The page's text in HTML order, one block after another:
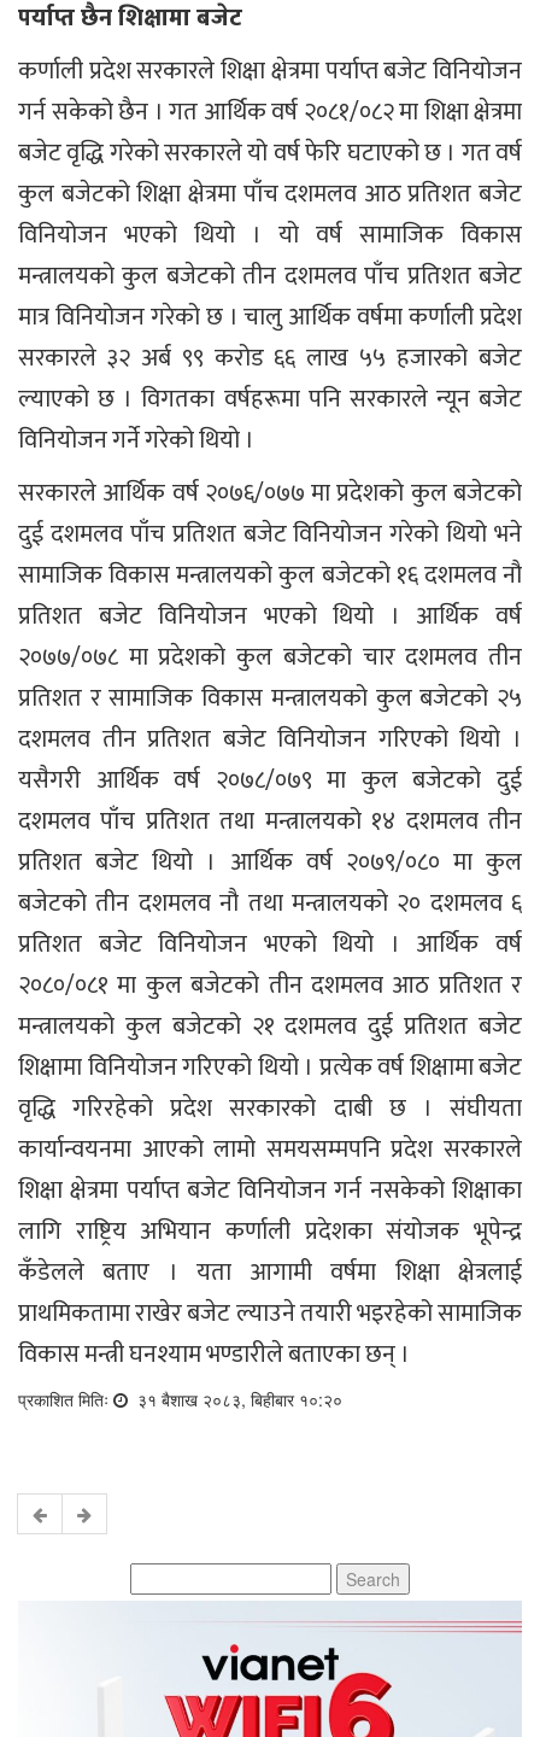
पर्याप्त छैन शिक्षामा बजेट
कर्णाली प्रदेश सरकारले शिक्षा क्षेत्रमा पर्याप्त बजेट विनियोजन
गर्न सकेको छैन । गत आर्थिक वर्ष २०८१/०८२ मा शिक्षा क्षेत्रमा
बजेट वृद्धि गरेको सरकारले यो वर्ष फेरि घटाएको छ । गत वर्ष
कुल बजेटको शिक्षा क्षेत्रमा पाँच दशमलव आठ प्रतिशत बजेट
विनियोजन भएको थियो । यो वर्ष सामाजिक विकास
मन्त्रालयको कुल बजेटको तीन दशमलव पाँच प्रतिशत बजेट
मात्र विनियोजन गरेको छ । चालु आर्थिक वर्षमा कर्णाली प्रदेश
सरकारले ३२ अर्ब ९९ करोड ६६ लाख ५५ हजारको बजेट
ल्याएको छ । विगतका वर्षहरूमा पनि सरकारले न्यून बजेट
विनियोजन गर्ने गरेको थियो ।
सरकारले आर्थिक वर्ष २०७६/०७७ मा प्रदेशको कुल बजेटको
दुई दशमलव पाँच प्रतिशत बजेट विनियोजन गरेको थियो भने
सामाजिक विकास मन्त्रालयको कुल बजेटको १६ दशमलव नौ
प्रतिशत बजेट विनियोजन भएको थियो । आर्थिक वर्ष
२०७७/०७८ मा प्रदेशको कुल बजेटको चार दशमलव तीन
प्रतिशत र सामाजिक विकास मन्त्रालयको कुल बजेटको २५
दशमलव तीन प्रतिशत बजेट विनियोजन गरिएको थियो ।
यसैगरी आर्थिक वर्ष २०७८/०७९ मा कुल बजेटको दुई
दशमलव पाँच प्रतिशत तथा मन्त्रालयको १४ दशमलव तीन
प्रतिशत बजेट थियो । आर्थिक वर्ष २०७९/०८० मा कुल
बजेटको तीन दशमलव नौ तथा मन्त्रालयको २० दशमलव ६
प्रतिशत बजेट विनियोजन भएको थियो । आर्थिक वर्ष
२०८०/०८१ मा कुल बजेटको तीन दशमलव आठ प्रतिशत र
मन्त्रालयको कुल बजेटको २१ दशमलव दुई प्रतिशत बजेट
शिक्षामा विनियोजन गरिएको थियो । प्रत्येक वर्ष शिक्षामा बजेट
वृद्धि गरिरहेको प्रदेश सरकारको दाबी छ । संघीयता
कार्यान्वयनमा आएको लामो समयसम्मपनि प्रदेश सरकारले
शिक्षा क्षेत्रमा पर्याप्त बजेट विनियोजन गर्न नसकेको शिक्षाका
लागि राष्ट्रिय अभियान कर्णाली प्रदेशका संयोजक भूपेन्द्र
कँडेलले बताए । यता आगामी वर्षमा शिक्षा क्षेत्रलाई
प्राथमिकतामा राखेर बजेट ल्याउने तयारी भइरहेको सामाजिक
विकास मन्त्री घनश्याम भण्डारीले बताएका छन् ।
प्रकाशित मितिः ३१ बैशाख २०८३, बिहीबार १०:२०
for: